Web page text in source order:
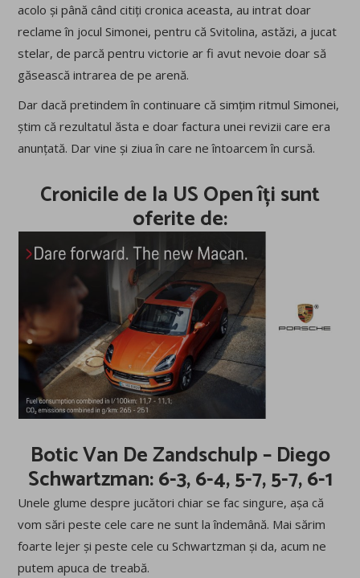
acolo și până când citiți cronica aceasta, au intrat doar
reclame în jocul Simonei, pentru că Svitolina, astăzi, a jucat
stelar, de parcă pentru victorie ar fi avut nevoie doar să
găsească intrarea de pe arenă.
Dar dacă pretindem în continuare că simțim ritmul Simonei,
știm că rezultatul ăsta e doar factura unei revizii care era
anunțată. Dar vine și ziua în care ne întoarcem în cursă.
Cronicile de la US Open îți sunt
oferite de:
Botic Van De Zandschulp – Diego
Schwartzman: 6-3, 6-4, 5-7, 5-7, 6-1
Unele glume despre jucători chiar se fac singure, așa că
vom sări peste cele care ne sunt la îndemână. Mai sărim
foarte lejer și peste cele cu Schwartzman și da, acum ne
putem apuca de treabă.